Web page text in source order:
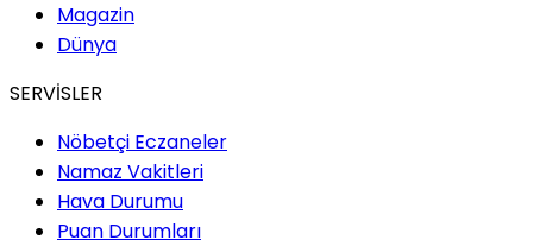
Magazin
Dünya
SERVİSLER
Nöbetçi Eczaneler
Namaz Vakitleri
Hava Durumu
Puan Durumları